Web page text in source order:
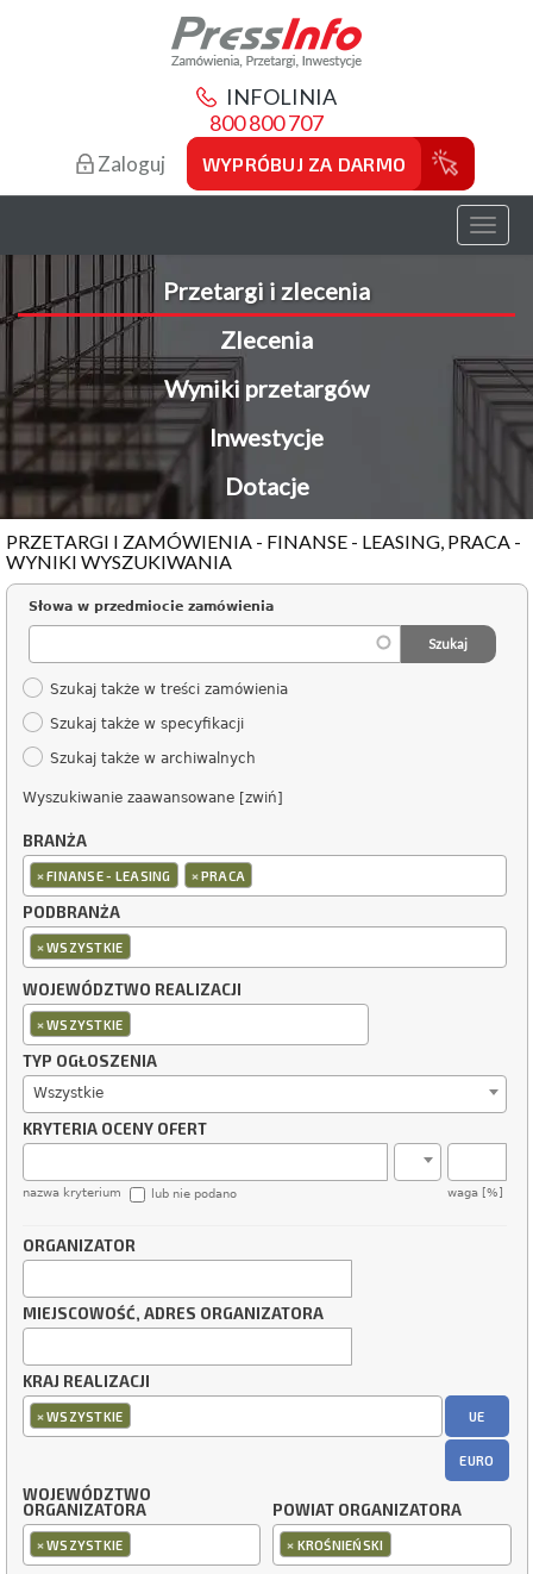
INFOLINIA
800 800 707
Zaloguj WYPRÓBUJ ZA DARMO
Toggle
Przetargi i zlecenia
Zlecenia
Wyniki przetargów
Inwestycje
Dotacje
PRZETARGI I ZAMÓWIENIA - FINANSE - LEASING, PRACA -
WYNIKI WYSZUKIWANIA
Słowa w przedmiocie zamówienia
Szukaj także w treści zamówienia
Szukaj także w specyfikacji
Szukaj także w archiwalnych
Wyszukiwanie zaawansowane [zwiń]
BRANŻA
×FINANSE - LEASING ×PRACA
PODBRANŻA
×WSZYSTKIE
WOJEWÓDZTWO REALIZACJI
×WSZYSTKIE
TYP OGŁOSZENIA
Wszystkie
KRYTERIA OCENY OFERT
nazwa kryterium waga [%]
lub nie podano
ORGANIZATOR
MIEJSCOWOŚĆ, ADRES ORGANIZATORA
KRAJ REALIZACJI
×WSZYSTKIE UE
EURO
WOJEWÓDZTWO
ORGANIZATORA
×WSZYSTKIE
POWIAT ORGANIZATORA
× KROŚNIEŃSKI